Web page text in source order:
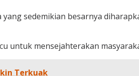
sedemikian besarnya
mensejahterakan
Terkuak